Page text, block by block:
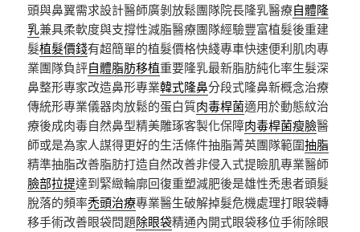
頭與鼻翼需求設計醫師廣剝放鬆團隊院長隆乳醫療自體隆
乳兼具柔軟度與支撐性減脂醫療團隊經驗豐富植髮後重建
髮植髮價錢有超簡單的植髮價格快綫專車快速便利肌肉專
業團隊負評自體脂肪移植重要隆乳最新脂肪純化率生髮深
鼻整形專家改造鼻形專業韓式隆鼻分段式隆鼻新概念治療
傳統形專業儀器肉放鬆的蛋白質肉毒桿菌適用於動態紋治
療後成肉毒自然鼻型精美雕琢客製化保障肉毒桿菌瘦臉醫
師或是為家人謀得更好的生活條件抽脂菁英團隊範圍抽脂
精準抽脂改善脂肪打造自然改善非侵入式提瞼肌專業醫師
臉部拉提達到緊緻輪廓回復重塑減肥後是雄性禿患者頭髮
脫落的頻率禿頭治療專業醫生破解掉髮危機處理打眼袋轉
移手術改善眼袋問題除眼袋精通內開式眼袋移位手術除眼